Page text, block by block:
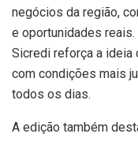
negócios da região,
e oportunidades reais.
Sicredi reforça a ideia
com condições mais
todos os dias.
A edição também